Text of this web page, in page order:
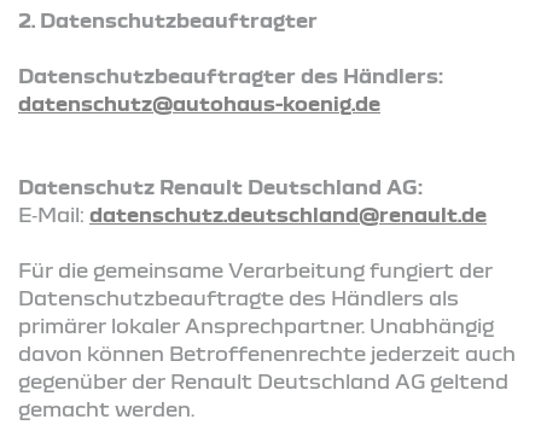
2. Datenschutzbeauftragter
Datenschutzbeauftragter des Händlers:
datenschutz@autohaus-koenig.de
Datenschutz Renault Deutschland AG:
E‑Mail: datenschutz.deutschland@renault.de
Für die gemeinsame Verarbeitung fungiert der
Datenschutzbeauftragte des Händlers als
primärer lokaler Ansprechpartner. Unabhängig
davon können Betroffenenrechte jederzeit auch
gegenüber der Renault Deutschland AG geltend
gemacht werden.